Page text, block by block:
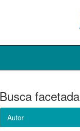
Busca facetada
Autor